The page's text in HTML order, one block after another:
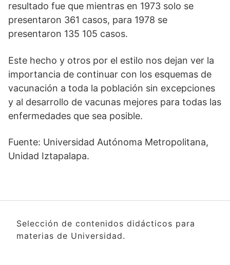
resultado fue que mientras en 1973 solo se
presentaron 361 casos, para 1978 se
presentaron 135 105 casos.
Este hecho y otros por el estilo nos dejan ver la
importancia de continuar con los esquemas de
vacunación a toda la población sin excepciones
y al desarrollo de vacunas mejores para todas las
enfermedades que sea posible.
Fuente: Universidad Autónoma Metropolitana,
Unidad Iztapalapa.
Selección de contenidos didácticos para
materias de Universidad.